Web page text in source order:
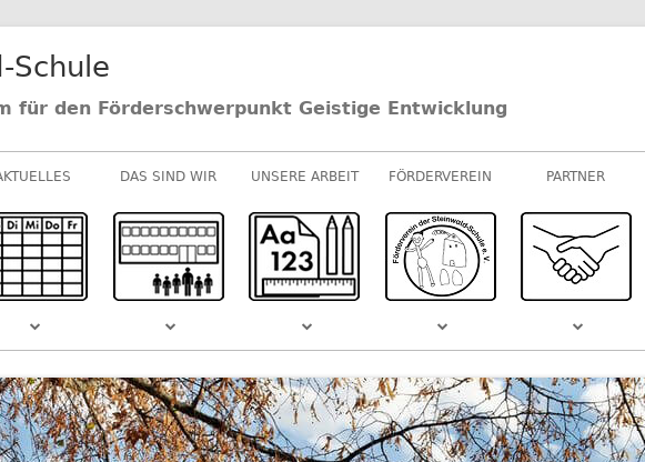
Schule
für den Förderschwerpunkt Geistige Entwicklung
DAS SIND WIR UNSERE ARBEIT
M-STUFEN
FÖRDERVEREIN PARTNER
SPONSOREN